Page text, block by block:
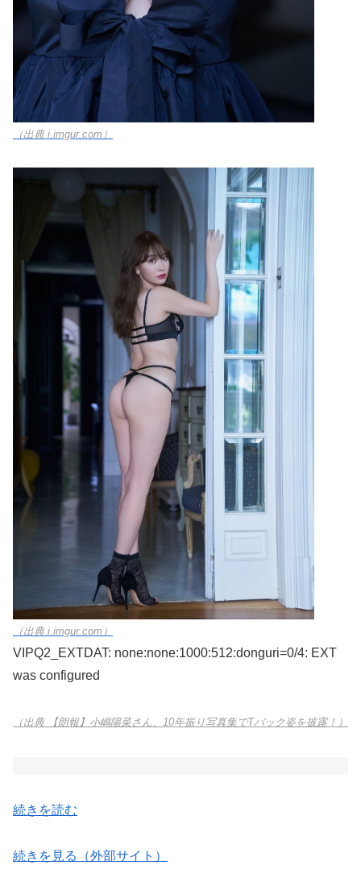
（出典 i.imgur.com）
（出典 i.imgur.com）
VIPQ2_EXTDAT: none:none:1000:512:donguri=0/4: EXT
was configured
（出典 【朗報】小嶋陽菜さん、10年振り写真集でTバック姿を披露！）
続きを読む
続きを見る（外部サイト）